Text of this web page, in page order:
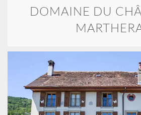
DOMAINE DU